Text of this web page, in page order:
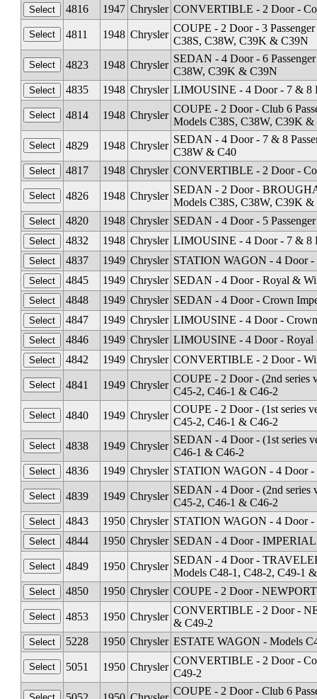
4816
1947 Chrysler CONVERTIBLE - 2 Door -
4811 1948 Chrysler
COUPE - 2 Door - 3
C38S, C38W, C39K & C39N
4823
1948 Chrysler
SEDAN - 4 Door - 6
C38W, C39K & C39N
4835
1948 Chrysler LIMOUSINE - 4 Door - 7 & 8
4814 1948 Chrysler
COUPE - 2 Door - Club 6
Models C38S, C38W, C39K &
4829
1948 Chrysler
SEDAN - 4 Door - 7 & 8
C38W & C40
4817
1948 Chrysler CONVERTIBLE - 2 Door -
4826 1948 Chrysler
SEDAN - 2 Door -
Models C38S, C38W, C39K &
4820
1948 Chrysler SEDAN - 4 Door - 5
4832
1948 Chrysler LIMOUSINE - 4 Door - 7 & 8
4837
1949 Chrysler STATION WAGON - 4 Door -
4845
1949 Chrysler SEDAN - 4 Door - Royal &
4848
1949 Chrysler SEDAN - 4 Door - Crown
4847
1949 Chrysler LIMOUSINE - 4 Door -
4846
1949 Chrysler LIMOUSINE - 4 Door - Royal
4842
1949 Chrysler CONVERTIBLE - 2 Door -
4841 1949 Chrysler
COUPE - 2 Door - (2nd series
C45-2, C46-1 & C46-2
4840
1949 Chrysler
COUPE - 2 Door - (1st series
C45-2, C46-1 & C46-2
4838
1949 Chrysler
SEDAN - 4 Door - (1st series
C46-1 & C46-2
4836
1949 Chrysler STATION WAGON - 4 Door -
4839 1949 Chrysler
SEDAN - 4 Door - (2nd series
C45-2, C46-1 & C46-2
4843
1950 Chrysler STATION WAGON - 4 Door
4844
1950 Chrysler SEDAN - 4 Door - IMPERIAL
4849 1950 Chrysler
SEDAN - 4 Door -
Models C48-1, C48-2, C49-1
4850
1950 Chrysler COUPE - 2 Door -
4853 1950 Chrysler
CONVERTIBLE - 2 Door -
& C49-2
5228
1950 Chrysler ESTATE WAGON - Models
5051 1950 Chrysler
CONVERTIBLE - 2 Door -
C49-2
COUPE - 2 Door - Club 6